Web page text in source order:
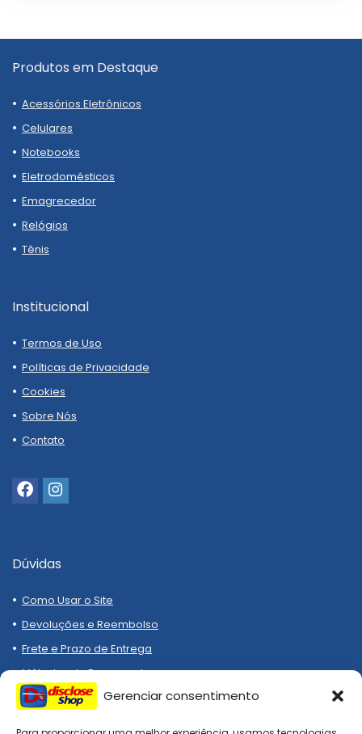
Gerenciar consentimento
Produtos em Destaque
Acessórios Eletrônicos
Celulares
Notebooks
Eletrodomésticos
Emagrecedor
Relógios
Tênis
Institucional
Termos de Uso
Políticas de Privacidade
Cookies
Sobre Nós
Contato
Dúvidas
Como Usar o Site
Devoluções e Reembolso
Frete e Prazo de Entrega
Métodos de Pagamento